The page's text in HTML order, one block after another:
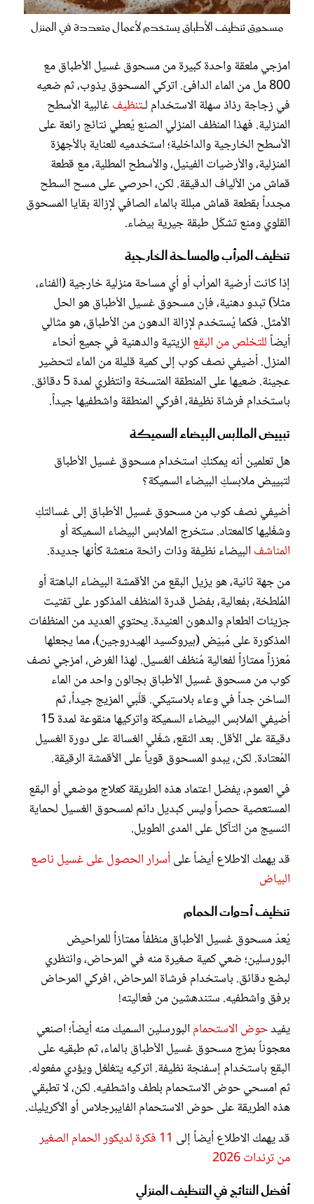
مسحوق تنظيف الأطباق يستخدم لأعمال متعددة في المنزل
امزجي ملعقة واحدة كبيرة من مسحوق غسيل الأطباق مع
800 مل من الماء الدافئ. اتركي المسحوق يذوب، ثم ضعيه
في زجاجة رذاذ سهلة الاستخدام لـتنظيفغالبية الأسطح
المنزلية. فهذا المنظف المنزلي الصنع يُعطي نتائج رائعة على
الأسطح الخارجية والداخلية؛ استخدميه للعناية بالأجهزة
المنزلية، والأرضيات الفينيل، والأسطح المطلية، مع قطعة
قماش من الألياف الدقيقة. لكن، احرصي على مسح السطح
مجدداً بقطعة قماش مبللة بالماء الصافي لإزالة بقايا المسحوق
القلوي ومنع تشكّل طبقة جيرية بيضاء.
تنظيف المرأب والمساحة الخارجية
إذا كانت أرضية المرأب أو أي مساحة منزلية خارجية (الفناء،
مثلاً) تبدو دهنية، فإن مسحوق غسيل الأطباق هو الحل
الأمثل. فكما يُستخدم لإزالة الدهون من الأطباق، هو مثالي
أيضاًللتخلص من البقع الزيتية والدهنية في جميع أنحاء
المنزل. أضيفي نصف كوب إلى كمية قليلة من الماء لتحضير
عجينة. ضعيها على المنطقة المتسخة وانتظري لمدة 5 دقائق.
باستخدام فرشاة نظيفة، افركي المنطقة واشطفيها جيداً.
تبييض الملابس البيضاء السميكة
هل تعلمين أنه يمكنكِ استخدام مسحوق غسيل الأطباق
لتبييض ملابسكِ البيضاء السميكة؟
أضيفي نصف كوب من مسحوق غسيل الأطباق إلى غسالتكِ
وشغّليها كالمعتاد. ستخرج الملابس البيضاء السميكة أو
المناشف البيضاء نظيفة وذات رائحة منعشة كأنها جديدة.
من جهة ثانية، هو يزيل البقع من الأقمشة البيضاء الباهتة أو
المُلطخة، بفعالية، بفضل قدرة المنظف المذكور على تفتيت
جزيئات الطعام والدهون العنيدة. يحتوي العديد من المنظفات
المذكورة على مُبيّض (بيروكسيد الهيدروجين)، مما يجعلها
مُعززاً ممتازاً لفعالية مُنظف الغسيل. لهذا الغرض، امزجي نصف
كوب من مسحوق غسيل الأطباق بجالون واحد من الماء
الساخن جداً في وعاء بلاستيكي. قلّبي المزيج جيداً، ثم
أضيفي الملابس البيضاء السميكة واتركيها منقوعة لمدة 15
دقيقة على الأقل. بعد النقع، شغّلي الغسالة على دورة الغسيل
المُعتادة. لكن، يبدو المسحوق قوياً على الأقمشة الرقيقة.
في العموم، يفضل اعتماد هذه الطريقة كعلاج موضعي أو البقع
المستعصية حصراً وليس كبديل دائم لمسحوق الغسيل لحماية
النسيج من التآكل على المدى الطويل.
قد يهمك الاطلاع أيضاً علىأسرار الحصول على غسيل ناصع
البياض
تنظيف أدوات الحمام
يُعدّ مسحوق غسيل الأطباق منظفاً ممتازاً للمراحيض
البورسلين؛ ضعي كمية صغيرة منه في المرحاض، وانتظري
لبضع دقائق. باستخدام فرشاة المرحاض، افركي المرحاض
برفق واشطفيه. ستندهشين من فعاليته!
يفيدحوض الاستحمام البورسلين السميك منه أيضاً؛ اصنعي
معجوناً بمزج مسحوق غسيل الأطباق بالماء، ثم طبقيه على
البقع باستخدام إسفنجة نظيفة. اتركيه يتغلغل ويؤدي مفعوله.
ثم امسحي حوض الاستحمام بلطف واشطفيه. لكن، لا تطبقي
هذه الطريقة على حوض الاستحمام الفايبرجلاس أو الأكريليك.
قد يهمك الاطلاع أيضاً إلى
11 فكرة لديكور الحمام الصغير
من ترندات 2026
أفضل النتائج في التنظيف المنزلي